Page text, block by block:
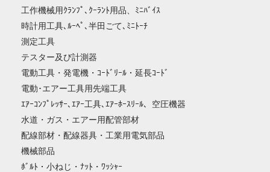
工作機械用ｸﾗﾝﾌﾟ､ｸｰﾗﾝﾄ用品、ﾐﾆﾊﾞｲｽ
時計用工具､ﾙｰﾍﾟ､半田ごて､ﾐﾆﾄｰﾁ
測定工具
テスター及び計測器
電動工具・発電機・ｺｰﾄﾞﾘｰﾙ・延長ｺｰﾄﾞ
電動･エアー工具用先端工具
ｴｱｰｺﾝﾌﾟﾚｯｻｰ､ｴｱｰ工具､ｴｱｰﾎｰｽﾘｰﾙ、空圧機器
水道・ガス・エアー用配管部材
配線部材・配線器具・工業用電気部品
機械部品
ﾎﾞﾙﾄ・小ねじ・ﾅｯﾄ・ﾜｯｼｬｰ